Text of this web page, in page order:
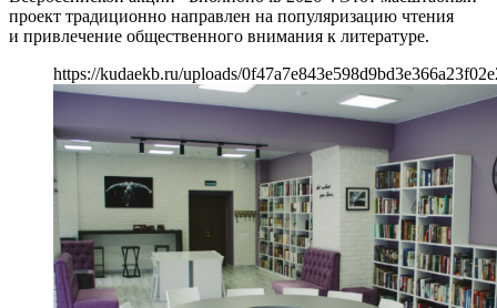
проект традиционно направлен на популяризацию чтения
и привлечение общественного внимания к литературе.
https://kudaekb.ru/uploads/